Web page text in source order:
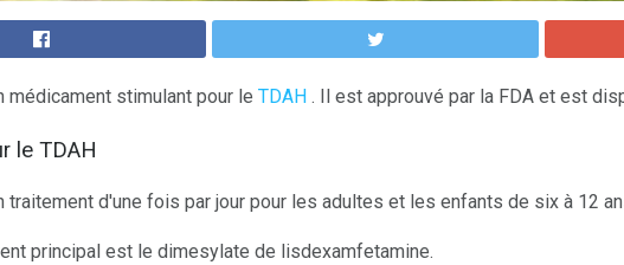
médicament stimulant pour le TDAH . Il est approuvé par la FDA et est
le TDAH
traitement d'une fois par jour pour les adultes et les enfants de six à 12
principal est le dimesylate de lisdexamfetamine.